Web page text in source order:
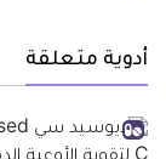
أدوية متعلقة